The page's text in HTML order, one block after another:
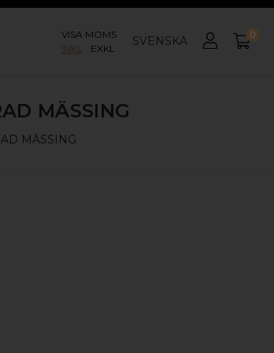
VISA MOMS
INKL
EXKL SVENSKA 0
MÄSSING
MÄSSING